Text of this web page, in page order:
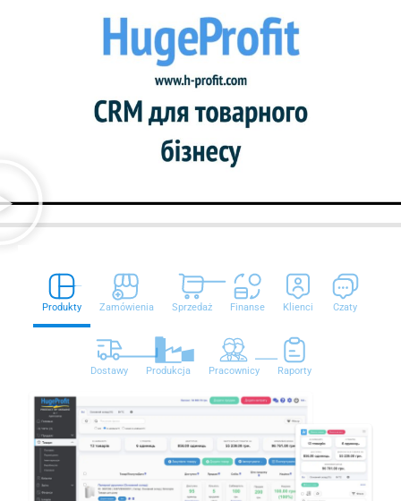
Produkty Zamówienia Sprzedaż Finanse Klienci Czaty
Dostawy Produkcja Pracownicy Raporty